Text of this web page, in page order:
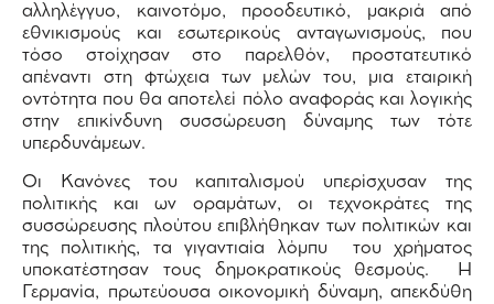
αλληλέγγυο, καινοτόμο, προοδευτικό, μακριά από
εθνικισμούς και εσωτερικούς ανταγωνισμούς, που
τόσο στοίχησαν στο παρελθόν, προστατευτικό
απέναντι στη φτώχεια των μελών του, μια εταιρική
οντότητα που θα αποτελεί πόλο αναφοράς και λογικής
στην επικίνδυνη συσσώρευση δύναμης των τότε
υπερδυνάμεων.
Οι Κανόνες του καπιταλισμού υπερίσχυσαν της
πολιτικής και ων οραμάτων, οι τεχνοκράτες της
συσσώρευσης πλούτου επιβλήθηκαν των πολιτικών και
της πολιτικής, τα γιγαντιαία λόμπυ του χρήματος
υποκατέστησαν τους δημοκρατικούς θεσμούς. Η
Γερμανία, πρωτεύουσα οικονομική δύναμη, απεκδύθη